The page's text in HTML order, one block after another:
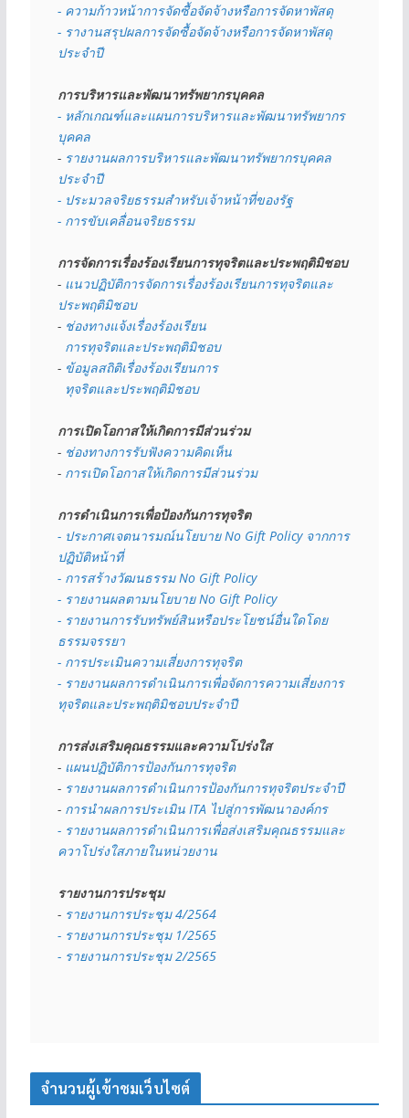
- ความก้าวหน้าการจัดซื้อจัดจ้างหรือการจัดหาพัสดุ
- รางานสรุปผลการจัดซื้อจัดจ้างหรือการจัดหาพัสดุ
ประจำปี
การบริหารและพัฒนาทรัพยากรบุคคล
- หลักเกณฑ์และแผนการบริหารและพัฒนาทรัพยากร
บุคคล
- รายงานผลการบริหารและพัฒนาทรัพยากรบุคคล
ประจำปี
- ประมวลจริยธรรมสำหรับเจ้าหน้าที่ของรัฐ
- การขับเคลื่อนจริยธรรม
การจัดการเรื่องร้องเรียนการทุจริตและประพฤติมิชอบ
- แนวปฏิบัติการจัดการเรื่องร้องเรียนการทุจริตและ
ประพฤติมิชอบ
- ช่องทางแจ้งเรื่องร้องเรียน
  การทุจริตและประพฤติมิชอบ
- ข้อมูลสถิติเรื่องร้องเรียนการ
  ทุจริตและประพฤติมิชอบ
การเปิดโอกาสให้เกิดการมีส่วนร่วม
- ช่องทางการรับฟังความคิดเห็น
- การเปิดโอกาสให้เกิดการมีส่วนร่วม
การดำเนินการเพื่อป้องกันการทุจริต
- ประกาศเจตนารมณ์นโยบาย No Gift Policy จากการ
ปฏิบัติหน้าที่
- การสร้างวัฒนธรรม No Gift Policy
- รายงานผลตามนโยบาย No Gift Policy
- รายงานการรับทรัพย์สินหรือประโยชน์อื่นใดโดย
ธรรมจรรยา
- การประเมินความเสี่ยงการทุจริต
- รายงานผลการดำเนินการเพื่อจัดการความเสี่ยงการ
ทุจริตและประพฤติมิชอบประจำปี
การส่งเสริมคุณธรรมและความโปร่งใส
- แผนปฏิบัติการป้องกันการทุจริต
- รายงานผลการดำเนินการป้องกันการทุจริตประจำปี
- การนำผลการประเมิน ITA ไปสู่การพัฒนาองค์กร
- รายงานผลการดำเนินการเพื่อส่งเสริมคุณธรรมและ
ควาโปร่งใสภายในหน่วยงาน
รายงานการประชุม
- รายงานการประชุม 4/2564
- รายงานการประชุม 1/2565
- รายงานการประชุม 2/2565
จำนวนผู้เข้าชมเว็บไซต์